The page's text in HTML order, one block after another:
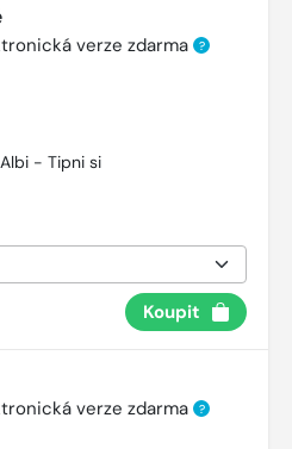
verze zdarma ?
Albi - Tipni si
Koupit
verze zdarma ?